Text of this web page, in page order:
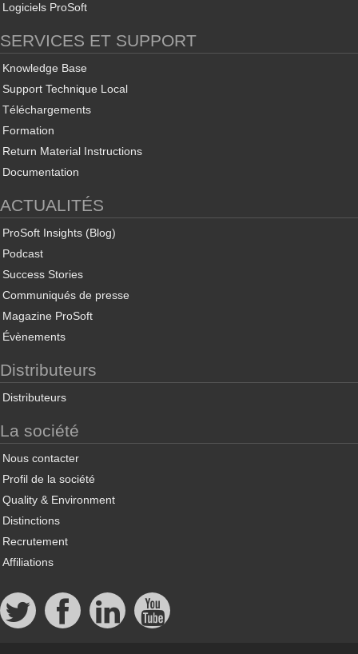
Logiciels ProSoft
SERVICES ET SUPPORT
Knowledge Base
Support Technique Local
Téléchargements
Formation
Return Material Instructions
Documentation
ACTUALITÉS
ProSoft Insights (Blog)
Podcast
Success Stories
Communiqués de presse
Magazine ProSoft
Évènements
Distributeurs
Distributeurs
La société
Nous contacter
Profil de la société
Quality & Environment
Distinctions
Recrutement
Affiliations